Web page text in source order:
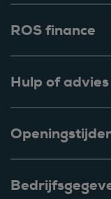
ROS finance
Hulp of